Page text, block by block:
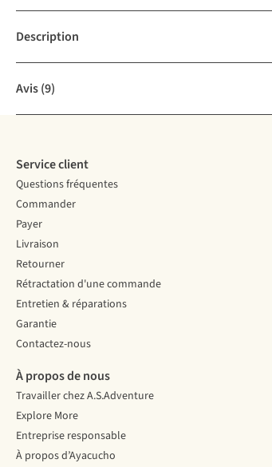
Description
Avis(9)
Service client
Questions fréquentes
Commander
Payer
Livraison
Retourner
Rétractation d'une commande
Entretien & réparations
Garantie
Contactez-nous
À propos de nous
Travailler chez A.S.Adventure
Explore More
Entreprise responsable
À propos d’Ayacucho